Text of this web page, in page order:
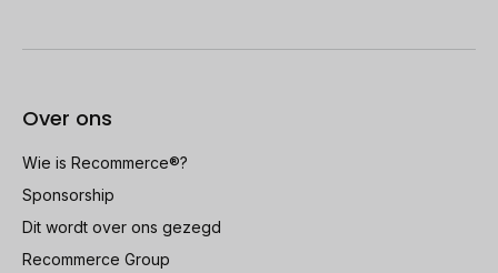
Over ons
Wie is Recommerce®?
Sponsorship
Dit wordt over ons gezegd
Recommerce Group